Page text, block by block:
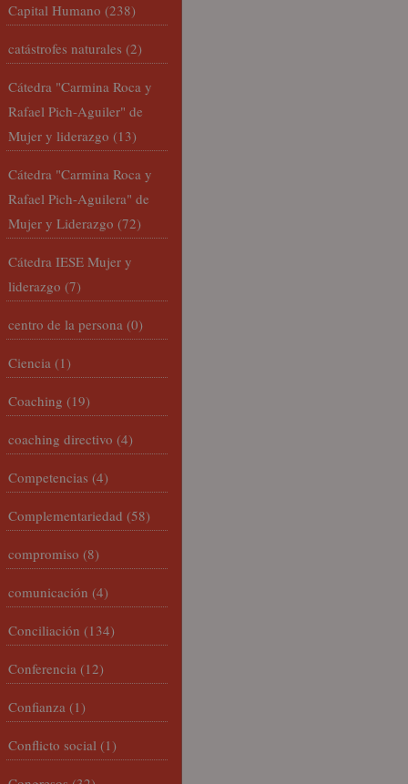
Capital Humano (238)
catástrofes naturales (2)
Cátedra "Carmina Roca y
Rafael Pich-Aguiler" de
Mujer y liderazgo (13)
Cátedra "Carmina Roca y
Rafael Pich-Aguilera" de
Mujer y Liderazgo (72)
Cátedra IESE Mujer y
liderazgo (7)
centro de la persona (0)
Ciencia (1)
Coaching (19)
coaching directivo (4)
Competencias (4)
Complementariedad (58)
compromiso (8)
comunicación (4)
Conciliación (134)
Conferencia (12)
Confianza (1)
Conflicto social (1)